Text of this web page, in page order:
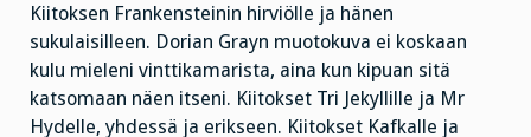
Kiitoksen Frankensteinin hirviölle ja hänen
sukulaisilleen. Dorian Grayn muotokuva ei koskaan
kulu mieleni vinttikamarista, aina kun kipuan sitä
katsomaan näen itseni. Kiitokset Tri Jekyllille ja Mr
Hydelle, yhdessä ja erikseen. Kiitokset Kafkalle ja